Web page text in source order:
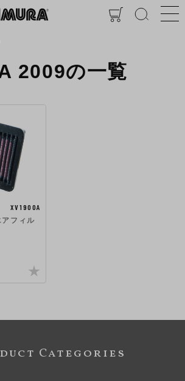
2009の一覧
XV1900A
フィル
Categories